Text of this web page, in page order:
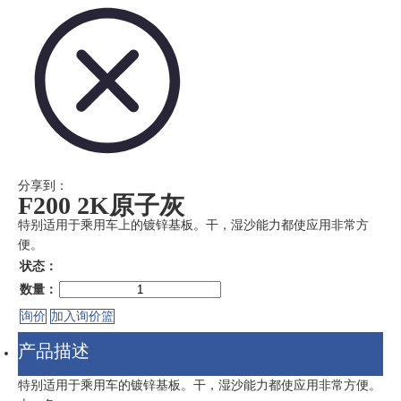
分享到：
F200 2K原子灰
特别适用于乘用车上的镀锌基板。干，湿沙能力都使应用非常方
便。
状态：
数量：
询价 加入询价篮
产品描述
特别适用于乘用车的镀锌基板。干，湿沙能力都使应用非常方便。